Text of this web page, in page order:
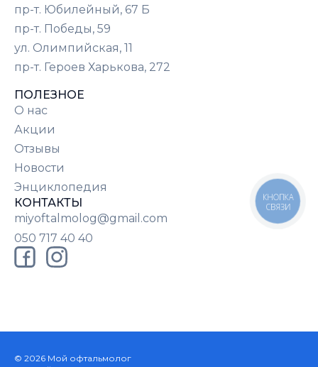
пр-т. Юбилейный, 67 Б
пр-т. Победы, 59
ул. Олимпийская, 11
пр-т. Героев Харькова, 272
ПОЛЕЗНОЕ
О нас
Акции
Отзывы
Новости
Энциклопедия
КОНТАКТЫ
miyoftalmolog@gmail.com
050 717 40 40
© 2026 Мой офтальмолог
КНОПКА
СВЯЗИ